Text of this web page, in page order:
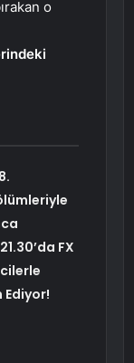
o
FX
Ediyor!